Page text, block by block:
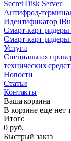
Secret Disk Server
Антифрод-
Идентификатор
Смарт-карт
Смарт-карт ридеры
Услуги
Специальная
технических
Новости
Статьи
Контакты
Ваша корзина
В корзине еще нет
Итого
0 руб.
Быстрый заказ